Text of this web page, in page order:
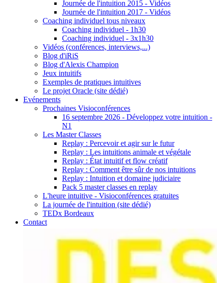
Journée de l'intuition 2015 - Vidéos
Journée de l'intuition 2017 - Vidéos
Coaching individuel tous niveaux
Coaching individuel - 1h30
Coaching individuel - 3x1h30
Vidéos (conférences, interviews,...)
Blog d'iRiS
Blog d'Alexis Champion
Jeux intuitifs
Exemples de pratiques intuitives
Le projet Oracle (site dédié)
Evénements
Prochaines Visioconférences
16 septembre 2026 - Développez votre intuition -
N1
Les Master Classes
Replay : Percevoir et agir sur le futur
Replay : Les intuitions animale et végétale
Replay : État intuitif et flow créatif
Replay : Comment être sûr de nos intuitions
Replay : Intuition et domaine judiciaire
Pack 5 master classes en replay
L'heure intuitive - Visioconférences gratuites
La journée de l'intuition (site dédié)
TEDx Bordeaux
Contact